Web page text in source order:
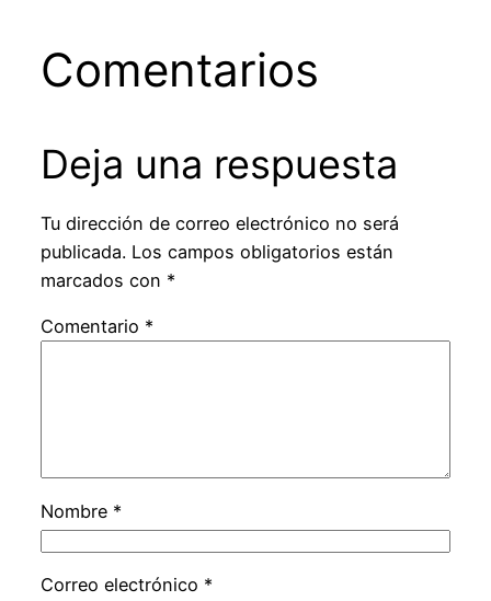
Comentarios
Deja una respuesta
Tu dirección de correo electrónico no será
publicada. Los campos obligatorios están
marcados con *
Comentario *
Nombre *
Correo electrónico *